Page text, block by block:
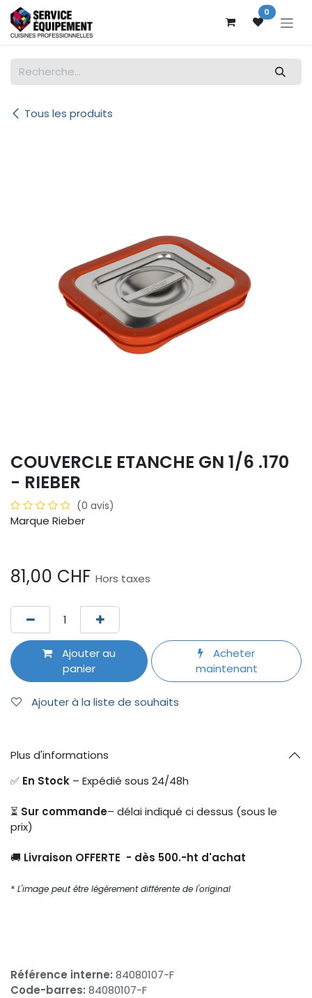
Se rendre au contenu 0
Tous les produits
COUVERCLE ETANCHE GN 1/6 .170
- RIEBER
(0 avis)
Marque Rieber
81,00 CHF Hors taxes
Ajouter au
panier
Acheter
maintenant
Ajouter à la liste de souhaits
Plus d'informations
✅ En Stock – Expédié sous 24/48h
⏳ Sur commande– délai indiqué ci dessus (sous le
prix)
🚚 Livraison OFFERTE - dès 500.-ht d'achat
* L'image peut être légèrement différente de l'original
Référence interne: 84080107-F
Code-barres: 84080107-F